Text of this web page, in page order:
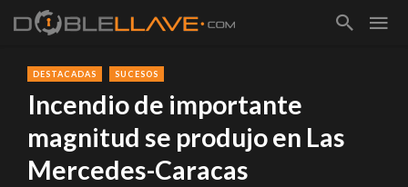
DESTACADAS SUCESOS
Incendio de importante
magnitud se produjo en Las
Mercedes-Caracas